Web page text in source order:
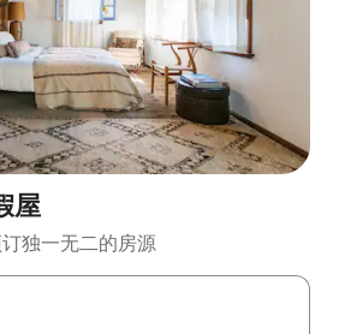
屋
独一无二的房源
上下方向键查看，或通过点击或滑动手势